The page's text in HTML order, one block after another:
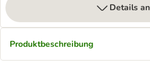
Details
Produktbeschreibung